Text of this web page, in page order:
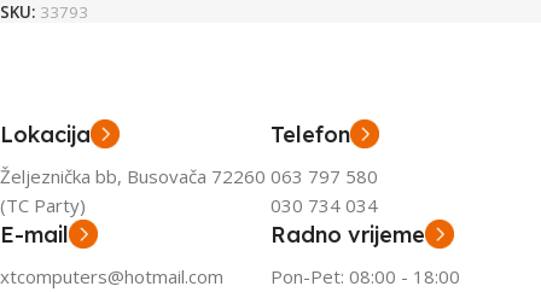
SKU: 33793
Lokacija
Željeznička bb, Busovača 72260
(TC Party)
Telefon
063 797 580
030 734 034
E-mail
xtcomputers@hotmail.com
Radno vrijeme
Pon-Pet: 08:00 - 18:00